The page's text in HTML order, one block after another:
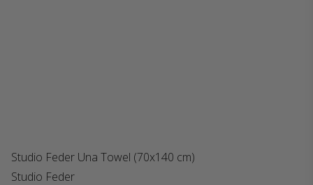
Studio Feder Una Towel (70x140 cm)
Studio Feder